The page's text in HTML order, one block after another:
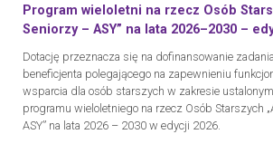
Program wieloletni na rzecz Osób
Seniorzy – ASY” na lata 2026–2030 –
Dotację przeznacza się na dofinansowanie
beneficjenta polegającego na zapewnieniu
wsparcia dla osób starszych w zakresie
programu wieloletniego na rzecz Osób Starszych
ASY” na lata 2026 – 2030 w edycji 2026.